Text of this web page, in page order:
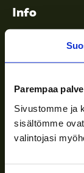
Parempaa
Sivustomme ja
sisältömme
valintojasi
Info
Toimitusehdot
Ajankohtaista
Yritys
Tuki